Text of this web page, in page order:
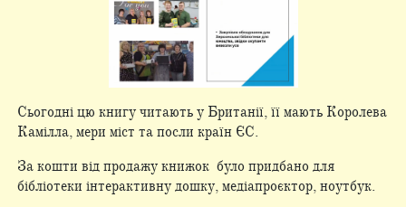
Сьогодні цю книгу читають у Британії, її мають Королева
Камілла, мери міст та посли країн ЄС.
За кошти від продажу книжок було придбано для
бібліотеки інтерактивну дошку, медіапроєктор, ноутбук.